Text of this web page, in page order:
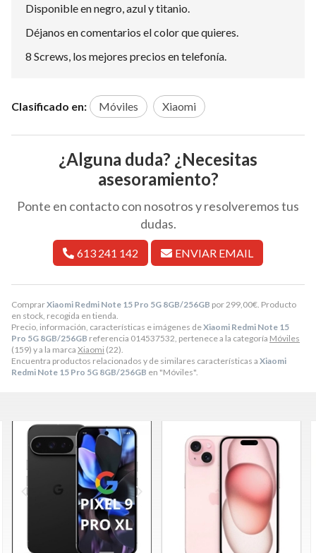
ComprarXiaomi Redmi Note 15 Pro 5G 8GB/256GB por 299,00€ . Producto
en stock, recogida en tienda.
Precio, información, características e imágenes deXiaomi Redmi Note 15
Pro 5G 8GB/256GB referencia 014537532, pertenece a la categoría Móviles
(159) y a la marca Xiaomi (22).
Encuentra productos relacionados y de similares características a Xiaomi
Redmi Note 15 Pro 5G 8GB/256GB en "Móviles".
Disponible en negro, azul y titanio.
Déjanos en comentarios el color que quieres.
8 Screws, los mejores precios en telefonía.
Clasificado en: Móviles Xiaomi
¿Alguna duda? ¿Necesitas
asesoramiento?
Ponte en contacto con nosotros y resolveremos tus
dudas.
613 241 142 ENVIAR EMAIL